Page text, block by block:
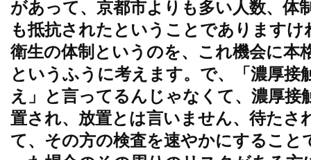
があって、京都市よりも多い人数、体
も抵抗されたということであります
衛生の体制というのを、これ機会に本
というふうに考えます。で、「濃厚接
え」と言ってるんじゃなくて、濃厚接
置され、放置とは言いません、待たさ
て、その方の検査を速やかにすること